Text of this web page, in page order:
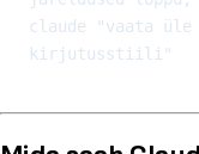
claude "vaata